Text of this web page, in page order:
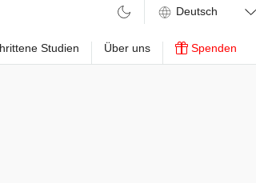
Studien Über uns Spenden